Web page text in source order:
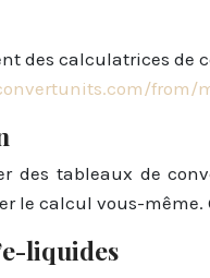
des calculatrices
des tableaux de
le calcul vous-
liquides